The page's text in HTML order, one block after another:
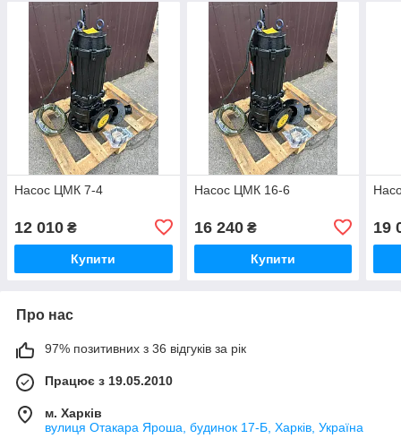
Насос ЦМК 7-4
12 010 ₴
Купити
Насос ЦМК 16-6
16 240₴
Купити
19
Про нас
97% позитивних з 36 відгуків за рік
Працює з 19.05.2010
м. Харків
вулиця Отакара Яроша, будинок 17-Б, Харків, Україна